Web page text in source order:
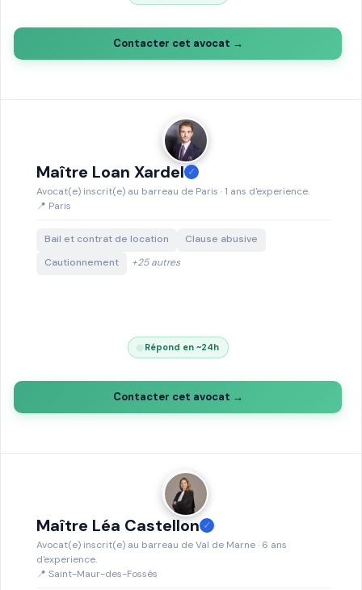
Contacter cet avocat →
Maître Loan Xardel ✓
Avocat(e) inscrit(e) au barreau de Paris · 1 ans d'experience.
📍 Paris
Bail et contrat de location
Clause abusive
Cautionnement
+25 autres
Répond en ~24h
Contacter cet avocat →
Maître Léa Castellon ✓
Avocat(e) inscrit(e) au barreau de Val de Marne · 6 ans
d'experience.
📍 Saint-Maur-des-Fossés